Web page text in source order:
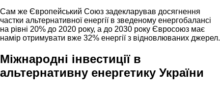
Сам же Європейський Союз задекларував досягнення
частки альтернативної енергії в зведеному енергобалансі
на рівні 20% до 2020 року, а до 2030 року Євросоюз має
намір отримувати вже 32% енергії з відновлюваних джерел.
Міжнародні інвестиції в
альтернативну енергетику України